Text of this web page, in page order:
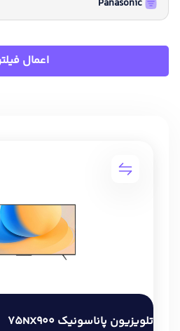
اعمال فیلتر
تلویزیون پاناسونیک 75NX900